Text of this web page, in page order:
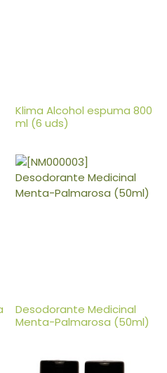
Klima Alcohol espuma 800
ml (6 uds)
Desodorante Medicinal
Menta-Palmarosa (50ml)